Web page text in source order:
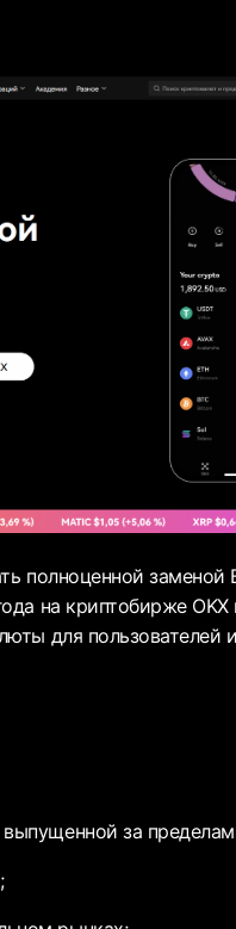
полноценной заменой
на криптобирже OKX
для пользователей
за